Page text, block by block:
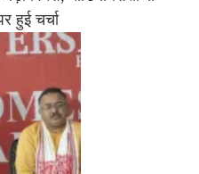
हुई चर्चा